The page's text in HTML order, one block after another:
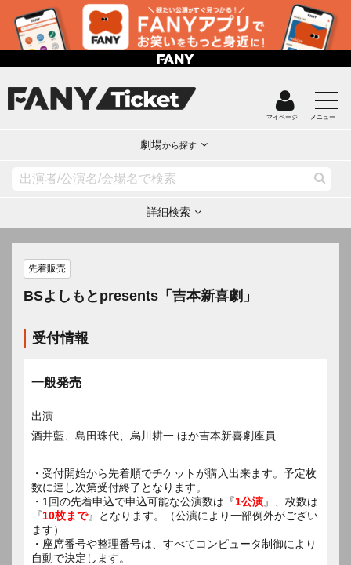
マイページ メニュー
劇場から探す
詳細検索
先着販売
BSよしもとpresents「吉本新喜劇」
受付情報
一般発売
出演
酒井藍、島田珠代、烏川耕一 ほか吉本新喜劇座員
・受付開始から先着順でチケットが購入出来ます。予定枚
数に達し次第受付終了となります。
・1回の先着申込で申込可能な公演数は『1公演』、枚数は
『10枚まで』となります。（公演により一部例外がござい
ます）
・座席番号や整理番号は、すべてコンピュータ制御により
自動で決定します。